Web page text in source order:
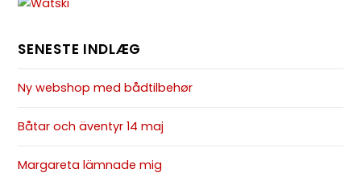
SENESTE INDLÆG
Ny webshop med bådtilbehør
Båtar och äventyr 14 maj
Margareta lämnade mig